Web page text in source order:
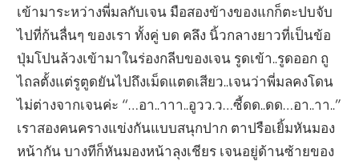
เข้ามาระหว่างพี่มลกับเจน มือสองข้างของแกก็ตะปบจับ
ไปที่ก้นลื่นๆ ของเรา ทั้งคู่ บด คลึง นิ้วกลางยาวที่เป็นข้อ
ปุ่มโปนล้วงเข้ามาในร่องกลีบของเจน รูดเข้า..รูดออก ถู
ไถลตั้งแต่รูตูดยันไปถึงเม็ดแตดเสียว..เจนว่าพี่มลคงโดน
ไม่ต่างจากเจนค่ะ “…อา..าาา..อูวว.ว…ซี้ดด..ดด…อา..าา..”
เราสองคนครางแข่งกันแบบสนุกปาก ตาปรือเยิ้มหันมอง
หน้ากัน บางทีก็หันมองหน้าลุงเชียร เจนอยู่ด้านซ้ายของ